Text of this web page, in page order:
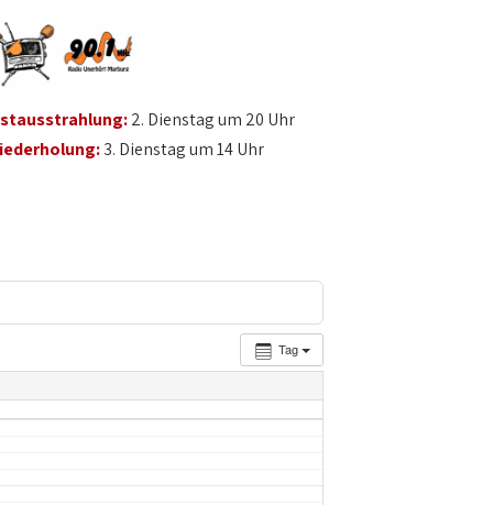
2. Dienstag um 20 Uhr
3. Dienstag um 14 Uhr
Tag